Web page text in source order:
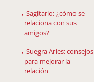
Sagitario: ¿cómo se
relaciona con sus
amigos?
Suegra Aries: consejos
para mejorar la
relación